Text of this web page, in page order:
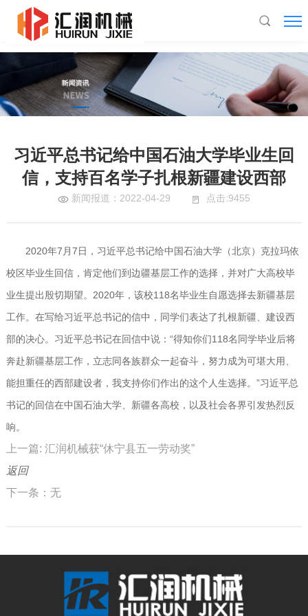
米兰游戏
习近平总书记给中国石油大学毕业生回
信，支持百名学子扎根新疆建设西部
新闻报道：2022-04-29 点击:9455
2020年7月7日，习近平总书记给中国石油大学（北京）克拉玛依
校区毕业生回信，肯定他们到边疆基层工作的选择，并对广大高校毕
业生提出殷切期望。2020年，该校118名毕业生自愿选择去新疆基层
工作。在写给习近平总书记的信中，同学们表达了扎根新疆、建设西
部的决心。习近平总书记在回信中说：“得知你们118名同学毕业后将
奔赴新疆基层工作，立志同各族群众一起奋斗，努力成为可堪大用、
能担重任的西部建设者，我支持你们作出的这个人生选择。”习近平总
书记的回信在中国石油大学、新疆各高校，以及社会各界引发热烈反
响。
上一篇: 汇润机械获“休宁县五一劳动奖”
返回
下一条：无